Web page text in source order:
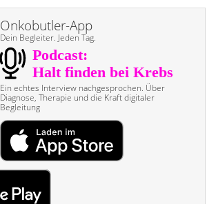
Onkobutler-App
Dein Begleiter. Jeden Tag.
Ein echtes Interview nach­gesprochen. Über
Diagnose, Therapie und die Kraft digitaler
Begleitung